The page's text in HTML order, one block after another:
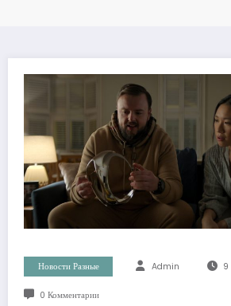
Новости Разные Admin 9
0 Комментарии